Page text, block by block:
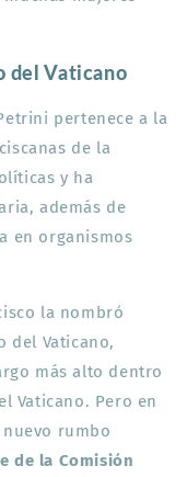
del Vaticano
pertenece a la
de la
y ha
además de
en organismos
la nombró
del Vaticano,
más alto dentro
Vaticano. Pero en
rumbo
de la Comisión